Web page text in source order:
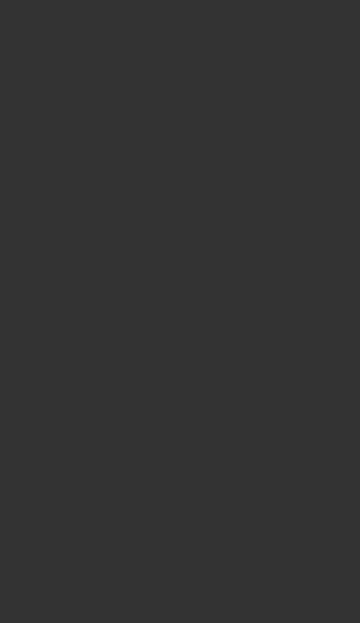
igénylő, a társadalomtól elválaszthatatlan, jogi
hatol az egyén a személyiség
a társadalom védekezése, a társadalmi érdekekkel
szabályainak megfelelően és ezek alapján kell
megszegi, valamely kötelezettségét egyáltalán vagy
gyakorlója a társadalom minden tagjára vonatkozó etikai és
megfelelően az orvos felelőssége etikai, munkajogi,
biztosító feltételek egyik fontos elemét képezik.
jellegű. Az egyes felelősségi formák különböző
több vagy mindegyik felelősségi rendszert érinti,
Az orvosi felelősség összetett kérdéskörének
a közvélemény is. A könyv megírásával meghatározó
szem előtt tartva a gyakorlati igényeket,
az alapvető jelentőségüket tekintve fontos orvos és
formáinak elméleti és gyakorlati kérdései iránt, azok